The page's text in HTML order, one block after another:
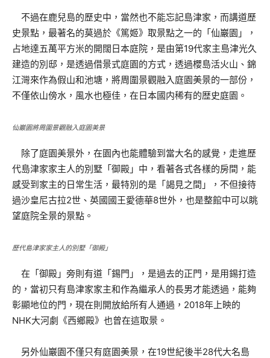
不過在鹿兒島的歷史中，當然也不能忘記島津家，而講道歷
史景點，最著名的莫過於《篤姬》取景點之一的「仙巖園」，
占地達五萬平方米的開闊日本庭院，是由第19代家主島津光久
建造的別邸，是透過借景式庭園的方式，透過櫻島活火山、錦
江灣來作為假山和池塘，將周圍景觀融入庭園美景的一部份，
不僅依山傍水，風水也極佳，在日本國内稀有的歴史庭園。
仙巖園將周圍景觀融入庭園美景
除了庭園美景外，在園內也能體驗到當大名的感覺，走進歷
代島津家家主人的別墅「御殿」中，看著各式各樣的房間，能
感受到家主的日常生活，最特別的是「謁見之間」，不但接待
過沙皇尼古拉2世、英國國王愛德華8世外，也是整館中可以眺
望庭院全景的景點。
歷代島津家家主人的別墅「御殿」
在「御殿」旁則有道「錫門」，是過去的正門，是用錫打造
的，當初只有島津家家主和作為繼承人的長男才能透過，能夠
彰顯地位的門，現在則開放給所有人通過，2018年上映的
NHK大河劇《西鄉殿》也曾在這取景。
另外仙巖園不僅只有庭園美景，在19世紀後半28代大名島